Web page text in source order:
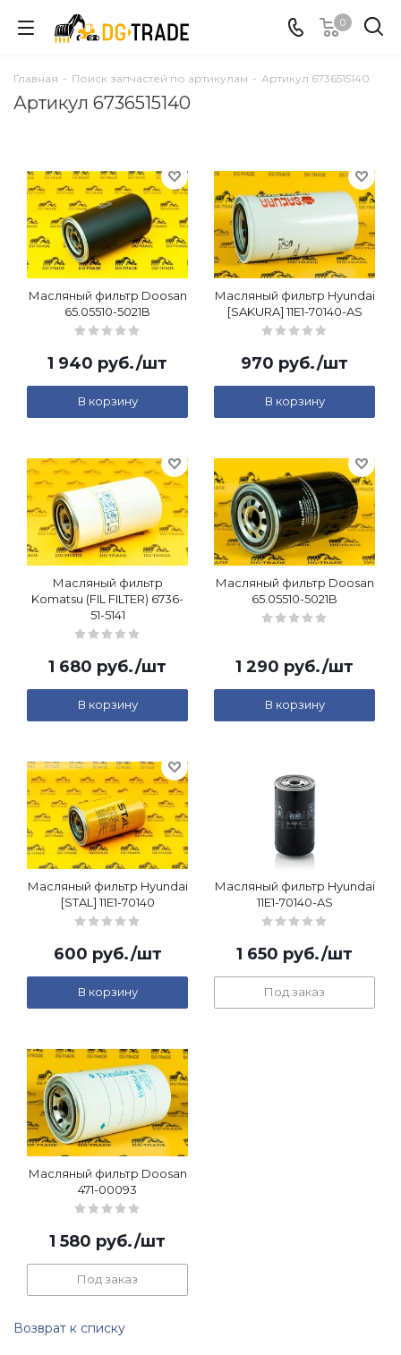
0
Главная - Поиск запчастей по артикулам - Артикул 6736515140
Артикул 6736515140
Масляный фильтр Doosan
65.05510-5021B
1 940 руб./шт
В корзину
Масляный фильтр Hyundai
[SAKURA] 11E1-70140-AS
970 руб./шт
В корзину
Масляный фильтр
Komatsu (FIL FILTER) 6736-
51-5141
1 680 руб./шт
В корзину
Масляный фильтр Doosan
65.05510-5021B
1 290 руб./шт
В корзину
Масляный фильтр Hyundai
[STAL] 11E1-70140
600 руб./шт
В корзину
Масляный фильтр Hyundai
11E1-70140-AS
1 650 руб./шт
Под заказ
Масляный фильтр Doosan
471-00093
1 580 руб./шт
Под заказ
Возврат к списку